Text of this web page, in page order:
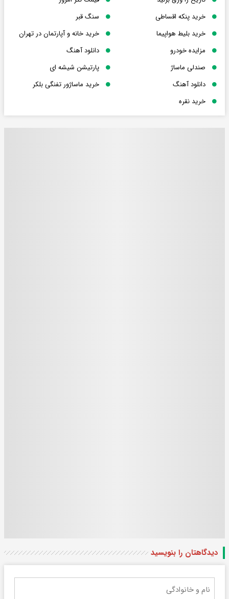
خرید پنکه اقساطی
سنگ قبر
خرید بلیط هواپیما
خرید خانه و آپارتمان در تهران
مزایده خودرو
دانلود آهنگ
صندلی ماساژ
پارتیشن شیشه ای
دانلود آهنگ
خرید ماساژور تفنگی بلکر
خرید نقره
دیدگاهتان را بنویسید